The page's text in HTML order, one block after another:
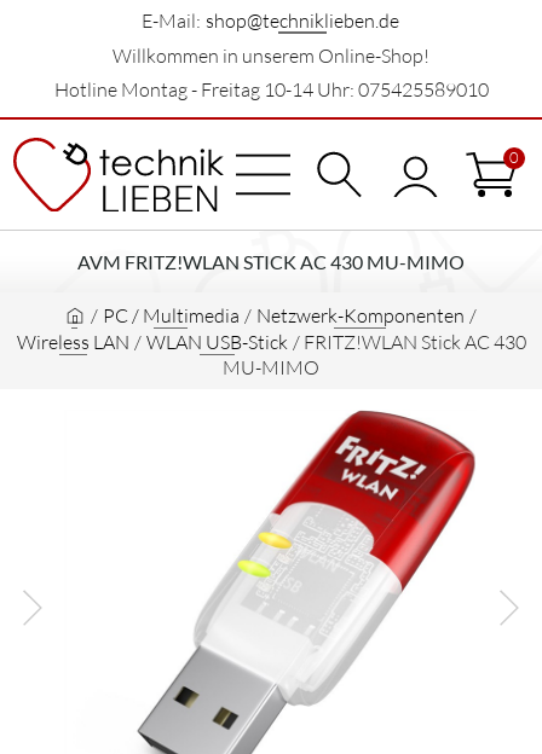
E-Mail: shop@techniklieben.de
Willkommen in unserem Online-Shop!
Hotline Montag - Freitag 10-14 Uhr: 075425589010
0
AVM FRITZ!WLAN STICK AC 430 MU-MIMO
/ PC / Multimedia / Netzwerk-Komponenten /
Wireless LAN / WLAN USB-Stick / FRITZ!WLAN Stick AC 430
MU-MIMO